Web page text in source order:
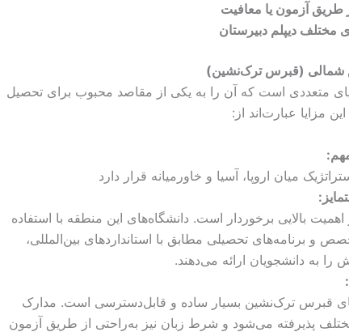
طریق آزمون یا معافیت
مختلف دیپلم دبیرستان
شمالی (قبرس ترک‌نشین)
متعددی است که آن را به یکی از مقاصد محبوب برای تحصیل
مزایا عبارت‌اند از:
:
میان اروپا، آسیا و خاورمیانه قرار دارد
:
بالایی برخوردار است. دانشگاه‌های این منطقه با استفاده
و برنامه‌های تحصیلی مطابق با استانداردهای بین‌المللی،
را به دانشجویان ارائه می‌دهند.
:
قبرس ترک‌نشین بسیار ساده و قابل‌دسترسی است. مدارک
پذیرفته می‌شود و شرط زبان نیز به‌راحتی از طریق آزمون